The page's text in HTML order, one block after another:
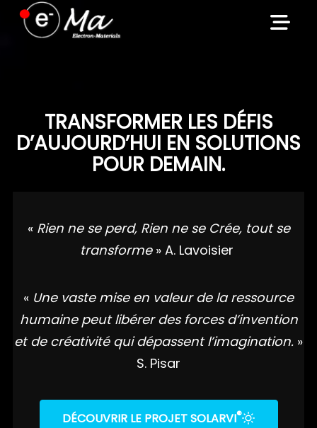
Skip
TRANSFORMER LES DÉFIS
D’AUJOURD’HUI EN SOLUTIONS
POUR DEMAIN.
« Rien ne se perd, Rien ne se Crée, tout se
transforme » A. Lavoisier
« Une vaste mise en valeur de la ressource
humaine peut libérer des forces d’invention
et de créativité qui dépassent l’imagination. »
S. Pisar
DÉCOUVRIR LE PROJET SOLARVI®